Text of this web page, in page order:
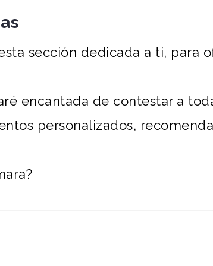
sección dedicada a ti, para
encantada de contestar a
personalizados,